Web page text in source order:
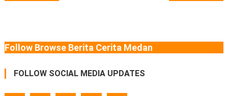
Follow Browse Berita Cerita Medan
FOLLOW SOCIAL MEDIA UPDATES